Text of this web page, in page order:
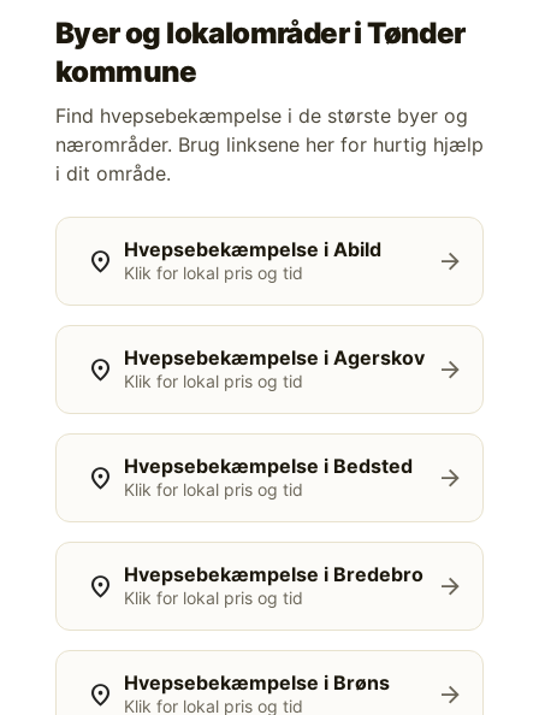
Byer og lokalområder iTønder
kommune
Find hvepsebekæmpelse i de største byer og
nærområder. Brug linksene her for hurtig hjælp
i dit område.
location_on Hvepsebekæmpelse i Abild
Klik for lokal pris og tid arrow_forward
location_on Hvepsebekæmpelse i Agerskov
Klik for lokal pris og tid arrow_forward
location_on Hvepsebekæmpelse i Bedsted
Klik for lokal pris og tid arrow_forward
location_on Hvepsebekæmpelse i Bredebro
Klik for lokal pris og tid arrow_forward
location_on Hvepsebekæmpelse i Brøns
Klik for lokal pris og tid arrow_forward